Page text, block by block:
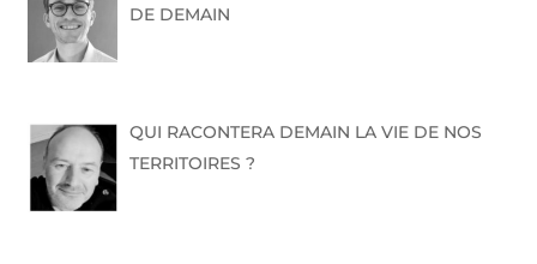
DE DEMAIN
QUI RACONTERA DEMAIN LA VIE DE NOS
TERRITOIRES ?